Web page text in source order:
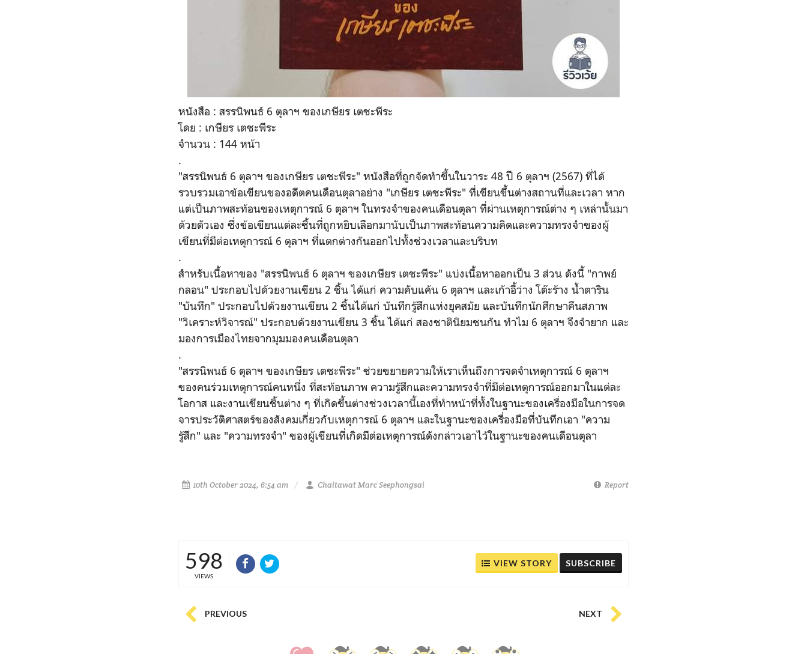
หนังสือ : สรรนิพนธ์ 6 ตุลาฯ ของเกษียร เตชะพีระ
โดย : เกษียร เตชะพีระ
จำนวน : 144 หน้า
.
"สรรนิพนธ์ 6 ตุลาฯ ของเกษียร เตชะพีระ" หนังสือที่ถูกจัดทำขึ้นในวาระ 48 ปี 6 ตุลาฯ (2567) ที่ได้
รวบรวมเอาข้อเขียนของอดีตคนเดือนตุลาอย่าง "เกษียร เตชะพีระ" ที่เขียนขึ้นต่างสถานที่และเวลา หาก
แต่เป็นภาพสะท้อนของเหตุการณ์ 6 ตุลาฯ ในทรงจำของคนเดือนตุลา ที่ผ่านเหตุการณ์ต่าง ๆ เหล่านั้นมา
ด้วยตัวเอง ซึ่งข้อเขียนแต่ละชิ้นที่ถูกหยิบเลือกมานับเป็นภาพสะท้อนความคิดและความทรงจำของผู้
เขียนที่มีต่อเหตุการณ์ 6 ตุลาฯ ที่แตกต่างกันออกไปทั้งช่วงเวลาและบริบท
.
สำหรับเนื้อหาของ "สรรนิพนธ์ 6 ตุลาฯ ของเกษียร เตชะพีระ" แบ่งเนื้อหาออกเป็น 3 ส่วน ดังนี้ "กาพย์
กลอน" ประกอบไปด้วยงานเขียน 2 ชิ้น ได้แก่ ความคับแค้น 6 ตุลาฯ และเก้าอี้ว่าง โต๊ะร้าง น้ำตาริน
"บันทึก" ประกอบไปด้วยงานเขียน 2 ชิ้นได้แก่ บันทึกรู้สึกแห่งยุคสมัย และบันทึกนักศึกษาคืนสภาพ
"วิเคราะห์วิจารณ์" ประกอบด้วยงานเขียน 3 ชิ้น ได้แก่ สองชาตินิยมชนกัน ทำไม 6 ตุลาฯ จึงจำยาก และ
มองการเมืองไทยจากมุมมองคนเดือนตุลา
.
"สรรนิพนธ์ 6 ตุลาฯ ของเกษียร เตชะพีระ" ช่วยขยายความให้เราเห็นถึงการจดจำเหตุการณ์ 6 ตุลาฯ
ของคนร่วมเหตุการณ์คนหนึ่ง ที่สะท้อนภาพ ความรู้สึกและความทรงจำที่มีต่อเหตุการณ์ออกมาในแต่ละ
โอกาส และงานเขียนชิ้นต่าง ๆ ที่เกิดขึ้นต่างช่วงเวลานี้เองที่ทำหน้าที่ทั้งในฐานะของเครื่องมือในการจด
จารประวัติศาสตร์ของสังคมเกี่ยวกับเหตุการณ์ 6 ตุลาฯ และในฐานะของเครื่องมือที่บันทึกเอา "ความ
รู้สึก" และ "ความทรงจำ" ของผู้เขียนที่เกิดมีต่อเหตุการณ์ดังกล่าวเอาไว้ในฐานะของคนเดือนตุลา
10th October 2024, 6:54 am Chaitawat Marc Seephongsai Report
598
VIEWS
VIEW STORY SUBSCRIBE
PREVIOUS NEXT